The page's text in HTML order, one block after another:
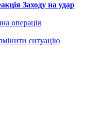
Заходу на удар
операція
ситуацію